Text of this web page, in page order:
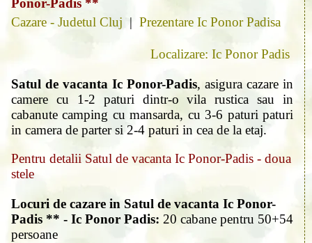
Ponor-Padis **
Cazare - Judetul Cluj | Prezentare Ic Ponor Padisa
Localizare: Ic Ponor Padis
Satul de vacanta Ic Ponor-Padis, asigura cazare in
camere cu 1-2 paturi dintr-o vila rustica sau in
cabanute camping cu mansarda, cu 3-6 paturi paturi
in camera de parter si 2-4 paturi in cea de la etaj.
Pentru detalii Satul de vacanta Ic Ponor-Padis - doua
stele
Locuri de cazare in Satul de vacanta Ic Ponor-
Padis ** - Ic Ponor Padis: 20 cabane pentru 50+54
persoane